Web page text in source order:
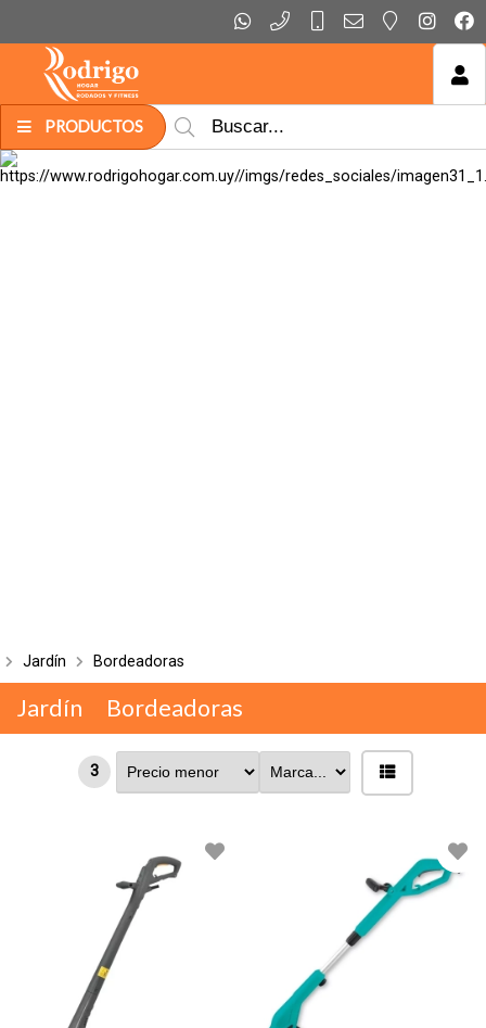
PRODUCTOS
MI COMPRA
Jardín Bordeadoras
Jardín Bordeadoras
3